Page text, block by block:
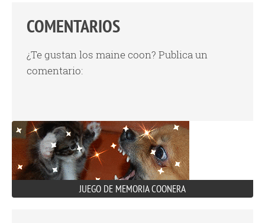
COMENTARIOS
¿Te gustan los maine coon? Publica un
comentario:
JUEGO DE MEMORIA COONERA